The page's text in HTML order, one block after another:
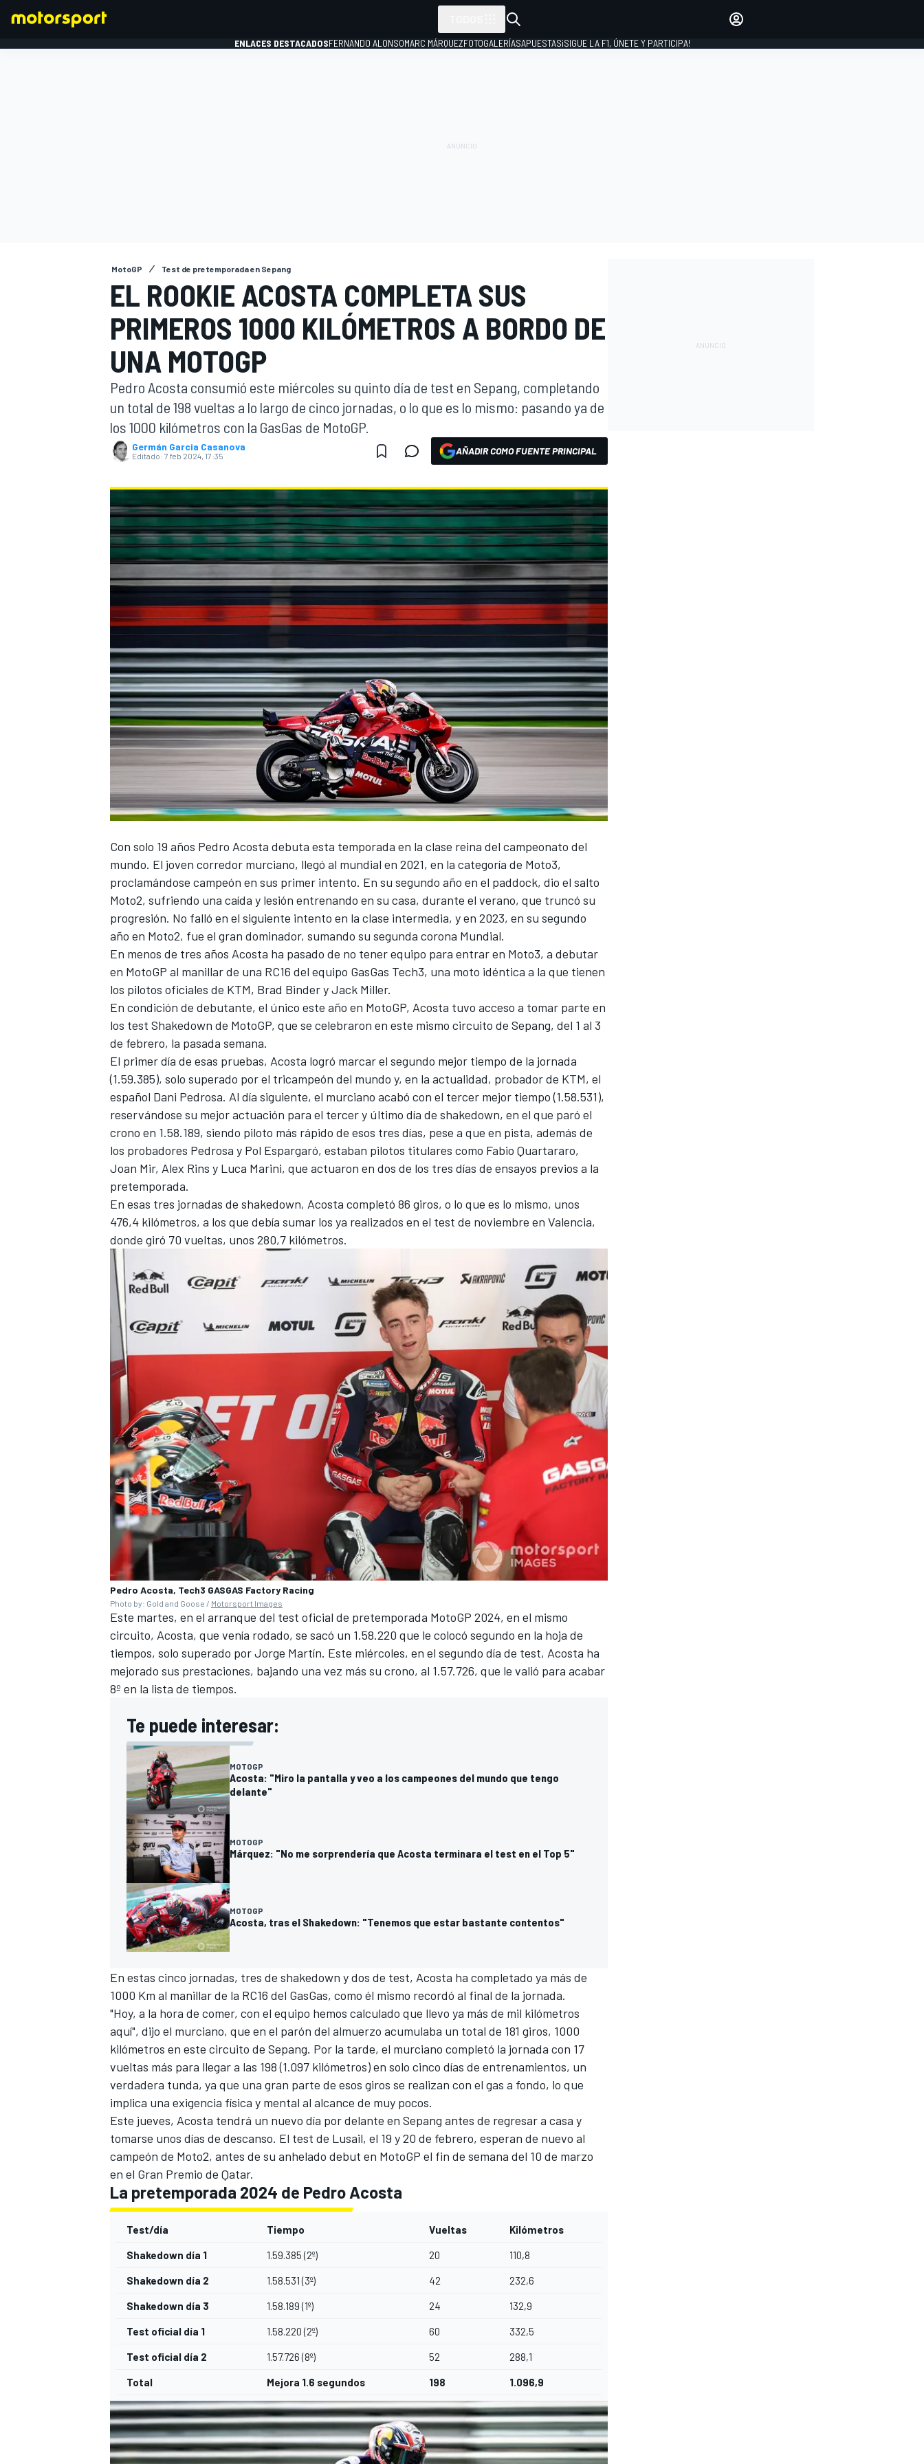
WEC FÓRMULA E
MÁS CATEGORÍAS
ENLACES DESTACADOSFERNANDO ALONSOMARC MÁRQUEZFOTOGALERÍASAPUESTAS¡SIGUE LA F1, ÚNETE Y PARTICIPA!
MotoGP Test de pretemporada en Sepang
EL ROOKIE ACOSTA COMPLETA SUS
PRIMEROS 1000 KILÓMETROS A BORDO DE
UNA MOTOGP
Pedro Acosta consumió este miércoles su quinto día de test en Sepang, completando
un total de 198 vueltas a lo largo de cinco jornadas, o lo que es lo mismo: pasando ya de
los 1000 kilómetros con la GasGas de MotoGP.
Germán Garcia Casanova
Editado: 7 feb 2024, 17:35 AÑADIR COMO FUENTE PRINCIPAL
Con solo 19 años Pedro Acosta debuta esta temporada en la clase reina del campeonato del
mundo. El joven corredor murciano, llegó al mundial en 2021, en la categoría de Moto3,
proclamándose campeón en sus primer intento. En su segundo año en el paddock, dio el salto
Moto2, sufriendo una caída y lesión entrenando en su casa, durante el verano, que truncó su
progresión. No falló en el siguiente intento en la clase intermedia, y en 2023, en su segundo
año en Moto2, fue el gran dominador, sumando su segunda corona Mundial.
En menos de tres años Acosta ha pasado de no tener equipo para entrar en Moto3, a debutar
en MotoGP al manillar de una RC16 del equipo GasGas Tech3, una moto idéntica a la que tienen
los pilotos oficiales de KTM, Brad BinderyJack Miller.
En condición de debutante, el único este año en MotoGP, Acosta tuvo acceso a tomar parte en
los test Shakedown de MotoGP, que se celebraron en este mismo circuito de Sepang, del 1 al 3
de febrero, la pasada semana.
El primer día de esas pruebas, Acosta logró marcar el segundo mejor tiempo de la jornada
(1.59.385), solo superado por el tricampeón del mundo y, en la actualidad, probador de KTM, el
español Dani Pedrosa. Al día siguiente, el murciano acabó con el tercer mejor tiempo (1.58.531),
reservándose su mejor actuación para el tercer y último día de shakedown, en el que paró el
crono en 1.58.189, siendo piloto más rápido de esos tres días, pese a que en pista, además de
los probadores Pedrosa y Pol Espargaró, estaban pilotos titulares como Fabio Quartararo,
Joan Mir, Alex Rins y Luca Marini, que actuaron en dos de los tres días de ensayos previos a la
pretemporada.
En esas tres jornadas de shakedown, Acosta completó 86 giros, o lo que es lo mismo, unos
476,4 kilómetros, a los que debía sumar los ya realizados en el test de noviembre en Valencia,
donde giró 70 vueltas, unos 280,7 kilómetros.
Pedro Acosta, Tech3 GASGAS Factory Racing
Photo by: Gold and Goose / Motorsport Images
Este martes, en el arranque del test oficial de pretemporada MotoGP 2024, en el mismo
circuito, Acosta, que venía rodado, se sacó un 1.58.220 que le colocó segundo en la hoja de
tiempos, solo superado porJorge Martín. Este miércoles, en el segundo día de test, Acosta ha
mejorado sus prestaciones, bajando una vez más su crono, al 1.57.726, que le valió para acabar
8º en la lista de tiempos.
Te puede interesar:
MOTOGP
Acosta: "Miro la pantalla y veo a los campeones del mundo que tengo
delante"
MOTOGP
Márquez: "No me sorprendería que Acosta terminara el test en el Top 5"
MOTOGP
Acosta, tras el Shakedown: "Tenemos que estar bastante contentos"
En estas cinco jornadas, tres de shakedown y dos de test, Acosta ha completado ya más de
1000 Km al manillar de la RC16 del GasGas, como él mismo recordó al final de la jornada.
"Hoy, a la hora de comer, con el equipo hemos calculado que llevo ya más de mil kilómetros
aquí", dijo el murciano, que en el parón del almuerzo acumulaba un total de 181 giros, 1000
kilómetros en este circuito de Sepang. Por la tarde, el murciano completó la jornada con 17
vueltas más para llegar a las 198 (1.097 kilómetros) en solo cinco días de entrenamientos, un
verdadera tunda, ya que una gran parte de esos giros se realizan con el gas a fondo, lo que
implica una exigencia física y mental al alcance de muy pocos.
Este jueves, Acosta tendrá un nuevo día por delante en Sepang antes de regresar a casa y
tomarse unos días de descanso. El test de Lusail, el 19 y 20 de febrero, esperan de nuevo al
campeón de Moto2, antes de su anhelado debut en MotoGP el fin de semana del 10 de marzo
en el Gran Premio de Qatar.
La pretemporada 2024 de Pedro Acosta
Test/día Tiempo Vueltas Kilómetros
Shakedown día 1 1.59.385 (2º) 20 110,8
Shakedown día 2 1.58.531 (3º) 42 232,6
Shakedown día 3 1.58.189 (1º) 24 132,9
Test oficial día 1 1.58.220 (2º) 60 332,5
Test oficial día 2 1.57.726 (8º) 52 288,1
Total Mejora 1.6 segundos 198 1.096,9